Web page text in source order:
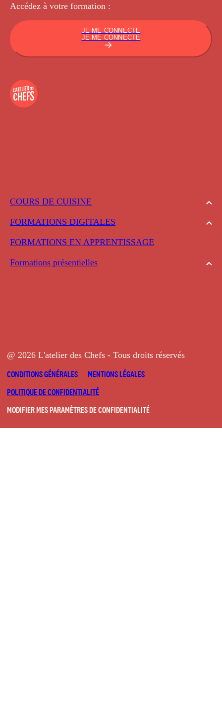
COURS DE CUISINE
FORMATIONS DIGITALES
FORMATIONS EN APPRENTISSAGE
Formations présentielles
Accédez à votre formation :
JE ME CONNECTE
JE ME CONNECTE
@ 2026 L'atelier des Chefs - Tous droits réservés
CONDITIONS GÉNÉRALES
MENTIONS LÉGALES
POLITIQUE DE CONFIDENTIALITÉ
MODIFIER MES PARAMÈTRES DE CONFIDENTIALITÉ